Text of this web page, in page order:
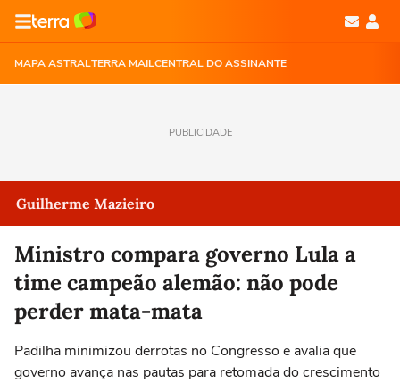
MAPA ASTRALTERRA MAILCENTRAL DO ASSINANTE
PUBLICIDADE
Guilherme Mazieiro
Ministro compara governo Lula a
time campeão alemão: não pode
perder mata-mata
Padilha minimizou derrotas no Congresso e avalia que
governo avança nas pautas para retomada do crescimento